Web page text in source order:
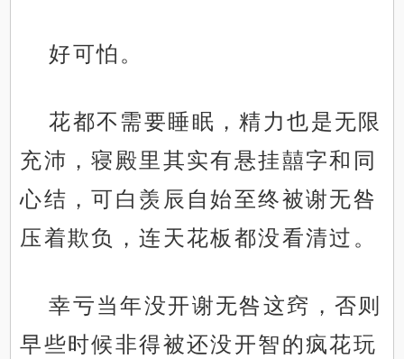
好可怕。
花都不需要睡眠，精力也是无限
充沛，寝殿里其实有悬挂囍字和同
心结，可白羡辰自始至终被谢无咎
压着欺负，连天花板都没看清过。
幸亏当年没开谢无咎这窍，否则
早些时候非得被还没开智的疯花玩